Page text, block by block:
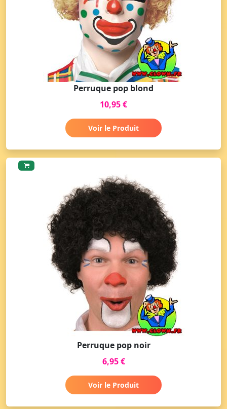
Perruque pop blond
10,95 €
Voir le Produit
Perruque pop noir
6,95 €
Voir le Produit